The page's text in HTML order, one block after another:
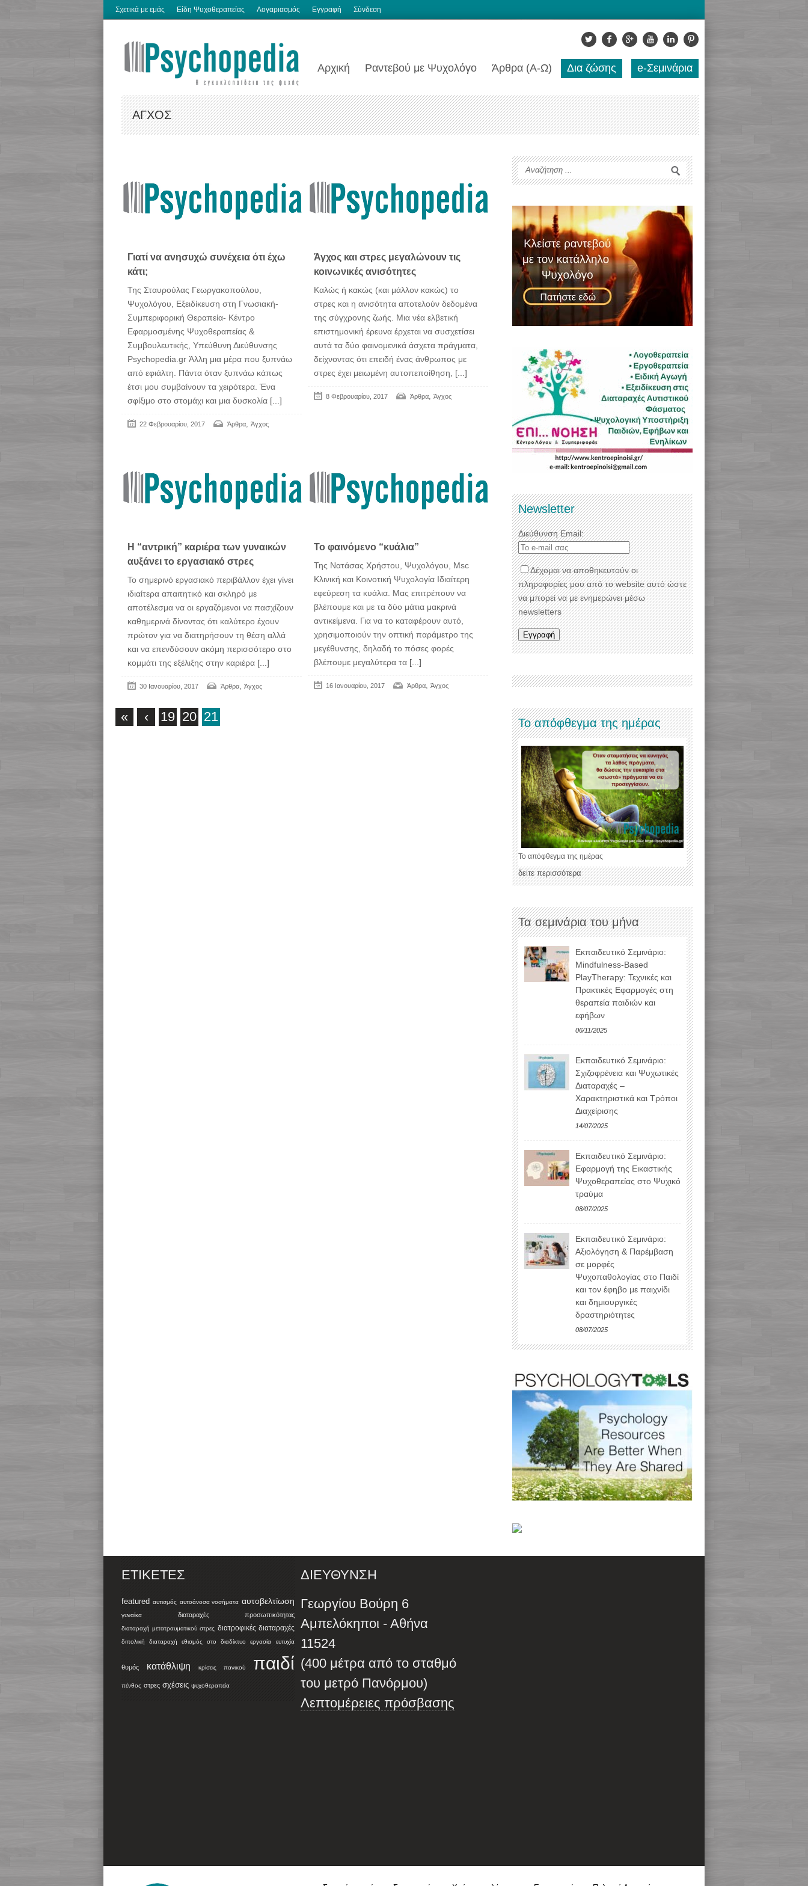
Σχετικά με εμάς Είδη Ψυχοθεραπείας Λογαριασμός Εγγραφή Σύνδεση
Αρχική Ραντεβού με Ψυχολόγο Άρθρα (Α-Ω) Δια ζώσης e-Σεμινάρια
ΆΓΧΟΣ
Γιατί να ανησυχώ συνέχεια ότι έχω
κάτι;
Της Σταυρούλας Γεωργακοπούλου,
Ψυχολόγου, Εξειδίκευση στη Γνωσιακή-
Συμπεριφορική Θεραπεία- Κέντρο
Εφαρμοσμένης Ψυχοθεραπείας &
Συμβουλευτικής, Υπεύθυνη Διεύθυνσης
Psychopedia.gr Άλλη μια μέρα που ξυπνάω
από εφιάλτη. Πάντα όταν ξυπνάω κάπως
έτσι μου συμβαίνουν τα χειρότερα. Ένα
σφίξιμο στο στομάχι και μια δυσκολία [...]
22 Φεβρουαρίου, 2017 Άρθρα Άγχος
Άγχος και στρες μεγαλώνουν τις
κοινωνικές ανισότητες
Καλώς ή κακώς (και μάλλον κακώς) το
στρες και η ανισότητα αποτελούν δεδομένα
της σύγχρονης ζωής. Μια νέα ελβετική
επιστημονική έρευνα έρχεται να συσχετίσει
αυτά τα δύο φαινομενικά άσχετα πράγματα,
δείχνοντας ότι επειδή ένας άνθρωπος με
στρες έχει μειωμένη αυτοπεποίθηση,
[...]
8 Φεβρουαρίου, 2017 Άρθρα Άγχος
H “αντρική” καριέρα των γυναικών
αυξάνει το εργασιακό στρες
Το σημερινό εργασιακό περιβάλλον έχει γίνει
ιδιαίτερα απαιτητικό και σκληρό με
αποτέλεσμα να οι εργαζόμενοι να πασχίζουν
καθημερινά δίνοντας ότι καλύτερο έχουν
πρώτον για να διατηρήσουν τη θέση αλλά
και να επενδύσουν ακόμη περισσότερο στο
κομμάτι της εξέλιξης στην καριέρα [...]
30 Ιανουαρίου, 2017 Άρθρα Άγχος
To φαινόμενο “κυάλια”
Της Νατάσας Χρήστου, Ψυχολόγου, Msc
Κλινική και Κοινοτική Ψυχολογία Ιδιαίτερη
εφεύρεση τα κυάλια. Μας επιτρέπουν να
βλέπουμε και με τα δύο μάτια μακρινά
αντικείμενα. Για να το καταφέρουν αυτό,
χρησιμοποιούν την οπτική παράμετρο της
μεγέθυνσης, δηλαδή το πόσες φορές
βλέπουμε μεγαλύτερα τα [...]
16 Ιανουαρίου, 2017 Άρθρα Άγχος
« ‹ 19 20 21
Newsletter
Διεύθυνση Email:
Δέχομαι να αποθηκευτούν οι
πληροφορίες μου από το website αυτό ώστε
να μπορεί να με ενημερώνει μέσω
newsletters
Το απόφθεγμα της ημέρας
Το απόφθεγμα της ημέρας
δείτε περισσότερα
Τα σεμινάρια του μήνα
Εκπαιδευτικό Σεμινάριο:
Mindfulness-Based
PlayTherapy: Τεχνικές και
Πρακτικές Εφαρμογές στη
θεραπεία παιδιών και
εφήβων
06/11/2025
Εκπαιδευτικό Σεμινάριο:
Σχιζοφρένεια και Ψυχωτικές
Διαταραχές –
Χαρακτηριστικά και Τρόποι
Διαχείρισης
14/07/2025
Εκπαιδευτικό Σεμινάριο:
Εφαρμογή της Εικαστικής
Ψυχοθεραπείας στο Ψυχικό
τραύμα
08/07/2025
Εκπαιδευτικό Σεμινάριο:
Αξιολόγηση & Παρέμβαση
σε μορφές
Ψυχοπαθολογίας στο Παιδί
και τον έφηβο με παιχνίδι
και δημιουργικές
δραστηριότητες
08/07/2025
ΕΤΙΚΈΤΕΣ
featured αυτισμός αυτοάνοσα νοσήματα αυτοβελτίωση
γυναίκα διαταραχές προσωπικότητας
διαταραχή μετατραυματικού στρες διατροφικές διαταραχές
διπολική διαταραχή εθισμός στο διαδίκτυο εργασία ευτυχία
θυμός κατάθλιψη κρίσεις πανικού παιδί
πένθος στρες σχέσεις ψυχοθεραπεία
ΔΙΕΥΘΥΝΣΗ
Γεωργίου Βούρη 6
Αμπελόκηποι - Αθήνα
11524
(400 μέτρα από το σταθμό
του μετρό Πανόρμου)
Λεπτομέρειες πρόσβασης